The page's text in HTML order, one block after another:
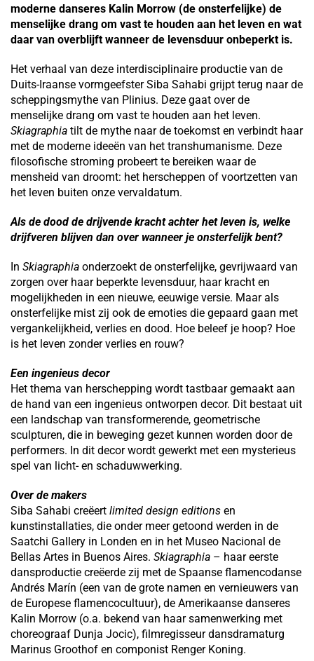
moderne danseres Kalin Morrow (de onsterfelijke) de
menselijke drang om vast te houden aan het leven en wat
daar van overblijft wanneer de levensduur onbeperkt is.
Het verhaal van deze interdisciplinaire productie van de
Duits-Iraanse vormgeefster Siba Sahabi grijpt terug naar de
scheppingsmythe van Plinius. Deze gaat over de
menselijke drang om vast te houden aan het leven.
Skiagraphia tilt de mythe naar de toekomst en verbindt haar
met de moderne ideeën van het transhumanisme. Deze
filosofische stroming probeert te bereiken waar de
mensheid van droomt: het herscheppen of voortzetten van
het leven buiten onze vervaldatum.
Als de dood de drijvende kracht achter het leven is, welke
drijfveren blijven dan over wanneer je onsterfelijk bent?
In Skiagraphia onderzoekt de onsterfelijke, gevrijwaard van
zorgen over haar beperkte levensduur, haar kracht en
mogelijkheden in een nieuwe, eeuwige versie. Maar als
onsterfelijke mist zij ook de emoties die gepaard gaan met
vergankelijkheid, verlies en dood. Hoe beleef je hoop? Hoe
is het leven zonder verlies en rouw?
Een ingenieus decor
Het thema van herschepping wordt tastbaar gemaakt aan
de hand van een ingenieus ontworpen decor. Dit bestaat uit
een landschap van transformerende, geometrische
sculpturen, die in beweging gezet kunnen worden door de
performers. In dit decor wordt gewerkt met een mysterieus
spel van licht- en schaduwwerking.
Over de makers
Siba Sahabi creëert limited design editions en
kunstinstallaties, die onder meer getoond werden in de
Saatchi Gallery in Londen en in het Museo Nacional de
Bellas Artes in Buenos Aires. Skiagraphia – haar eerste
dansproductie creëerde zij met de Spaanse flamencodanse
Andrés Marín (een van de grote namen en vernieuwers van
de Europese flamencocultuur), de Amerikaanse danseres
Kalin Morrow (o.a. bekend van haar samenwerking met
choreograaf Dunja Jocic), filmregisseur dansdramaturg
Marinus Groothof en componist Renger Koning.